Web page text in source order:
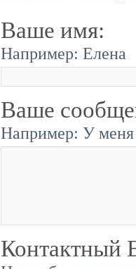
Ваше имя:
Например: Елена
Ваше
Например: У меня
Контактный